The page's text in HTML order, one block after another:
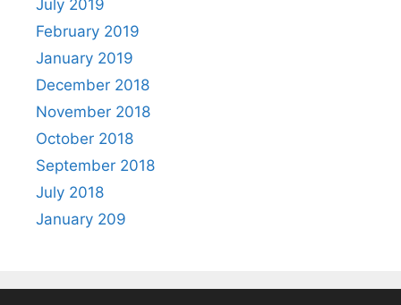
July 2019
February 2019
January 2019
December 2018
November 2018
October 2018
September 2018
July 2018
January 209